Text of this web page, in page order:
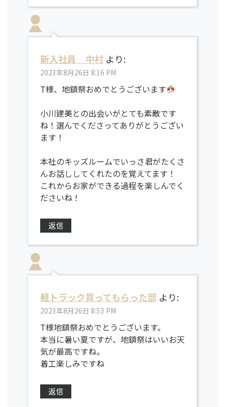
新入社員 中村 より:
2023年8月26日 8:16 PM
T様、地鎮祭おめでとうございます
小川建美との出会いがとても素敵です
ね！選んでくださってありがとうござい
ます！
本社のキッズルームでいっさ君がたくさ
んお話ししてくれたのを覚えてます！
これからお家ができる過程を楽しんでく
ださいね！
返信
軽トラック買ってもらった部 より:
2023年8月26日 8:53 PM
T様地鎮祭おめでとうございます。
本当に暑い夏ですが、地鎮祭はいいお天
気が最高ですね。
着工楽しみですね
返信